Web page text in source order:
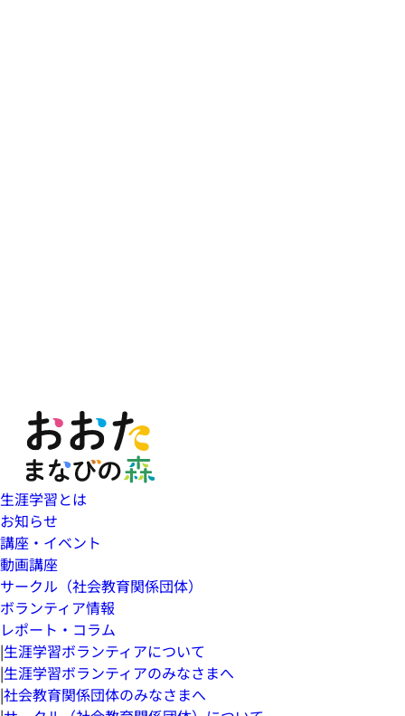
生涯学習とは
お知らせ
講座・イベント
動画講座
サークル（社会教育関係団体）
ボランティア情報
レポート・コラム
|生涯学習ボランティアについて
|生涯学習ボランティアのみなさまへ
|社会教育関係団体のみなさまへ